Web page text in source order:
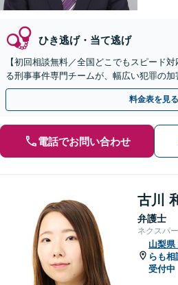
ひき逃げ・当て逃げ
【初回相談無料／全国どこでもスピード
る刑事事件専門チームが、幅広い犯罪の加
料金表を見る
電話でお問い合わせ
古川
弁護士
ネクスパ
山梨県
らも相
受付中